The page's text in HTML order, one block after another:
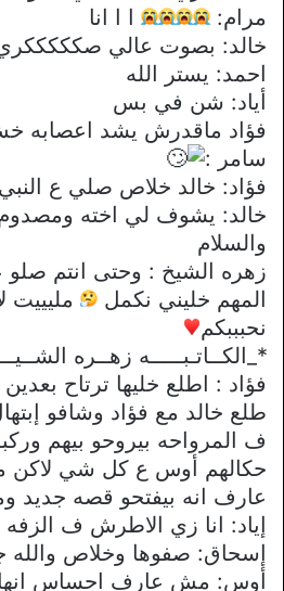
مرام:
ا ا انا
خالد: بصوت عالي
احمد: يستر الله
أياد: شن في بس
فؤاد ماقدرش يشد اعصابه
سامر :
فؤاد: خالد خلاص صلي ع النبي
خالد: يشوف لي اخته ومصدوم
والسلام
زهره الشيخ : وحتى انتم صلو
المهم خليني نكمل
مليييت
نحبببكم
*_الكــاتـبـــــه زهــره
فؤاد : اطلع خليها ترتاح
طلع خالد مع فؤاد وشافو
ف المرواحه بيروحو بيهم
حكالهم أوس ع كل شي لاكن
عارف انه بيفتحو قصه جديد
إياد: انا زي الاطرش ف الزفه
إسحاق: صفوها وخلاص والله
أوس: مش عارف احساس